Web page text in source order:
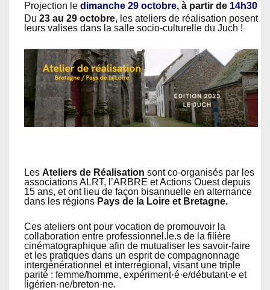
Projection le dimanche 29 octobre, à partir de 14h30
Du 23 au 29 octobre, les ateliers de réalisation posent
leurs valises dans la salle socio-culturelle du Juch !
Les Ateliers de Réalisation sont co-organisés par les
associations ALRT, l’ARBRE et Actions Ouest depuis
15 ans, et ont lieu de façon bisannuelle en alternance
dans les régions Pays de la Loire et Bretagne.
Ces ateliers ont pour vocation de promouvoir la
collaboration entre professionnel.le.s de la filière
cinématographique afin de mutualiser les savoir-faire
et les pratiques dans un esprit de compagnonnage
intergénérationnel et interrégional, visant une triple
parité : femme/homme, expériment·é·e/débutant·e et
ligérien·ne/breton·ne.